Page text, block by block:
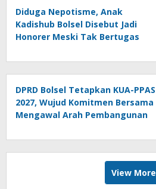
Diduga Nepotisme, Anak
Kadishub Bolsel Disebut Jadi
Honorer Meski Tak Bertugas
DPRD Bolsel Tetapkan KUA-PPAS
2027, Wujud Komitmen Bersama
Mengawal Arah Pembangunan
View More